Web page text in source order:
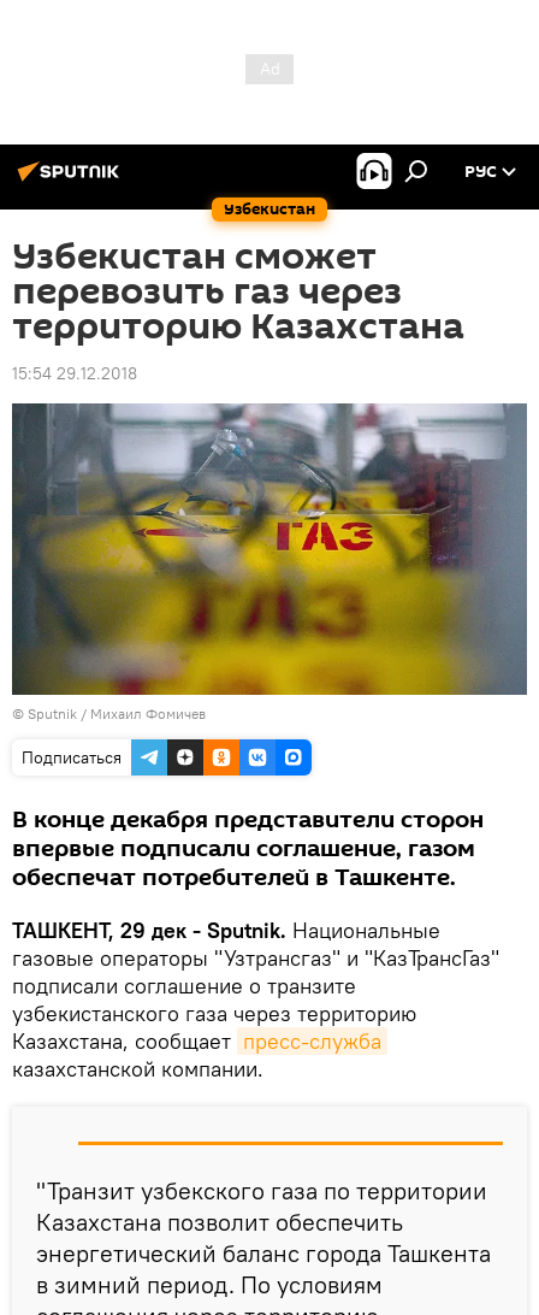
Узбекистан
РУС
Узбекистан сможет
перевозить газ через
территорию Казахстана
15:54 29.12.2018
© Sputnik / Михаил Фомичев
Подписаться
В конце декабря представители сторон
впервые подписали соглашение, газом
обеспечат потребителей в Ташкенте.
ТАШКЕНТ, 29 дек - Sputnik. Национальные
газовые операторы "Узтрансгаз" и "КазТрансГаз"
подписали соглашение о транзите
узбекистанского газа через территорию
Казахстана, сообщает пресс-служба
казахстанской компании.
"Транзит узбекского газа по территории
Казахстана позволит обеспечить
энергетический баланс города Ташкента
в зимний период. По условиям